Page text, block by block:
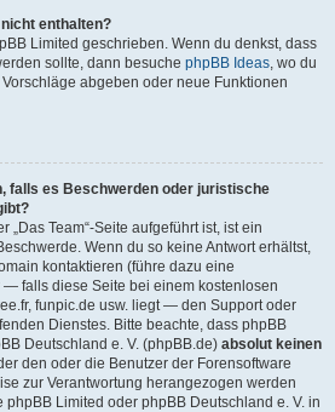
enthalten?
Limited geschrieben. Wenn du denkst, dass
sollte, dann besuche phpBB Ideas, wo du
abgeben oder neue Funktionen
falls es Beschwerden oder juristische
„Das Team“-Seite aufgeführt ist, ist ein
Wenn du so keine Antwort erhältst,
kontaktieren (führe dazu eine
— falls diese Seite bei einem kostenlosen
funpic.de usw. liegt — den Support oder
Dienstes. Bitte beachte, dass phpBB
Deutschland e. V. (phpBB.de) absolut keinen
den oder die Benutzer der Forensoftware
zur Verantwortung herangezogen werden
phpBB Limited oder phpBB Deutschland e. V. in